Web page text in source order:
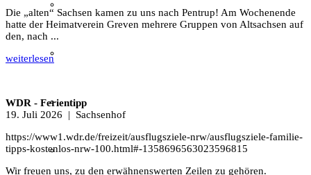
Grevener Geschichte
Kultur und Bildung
Die „alten“ Sachsen kamen zu uns nach Pentrup! Am Wochenende
hatte der Heimatverein Greven mehrere Gruppen von Altsachsen auf
den, nach ...
weiterlesen
WDR - Ferientipp
19. Juli 2026 | Sachsenhof
https://www1.wdr.de/freizeit/ausflugsziele-nrw/ausflugsziele-familie-
tipps-kostenlos-nrw-100.html#-1358696563023596815
Wir freuen uns, zu den erwähnenswerten Zeilen zu gehören.